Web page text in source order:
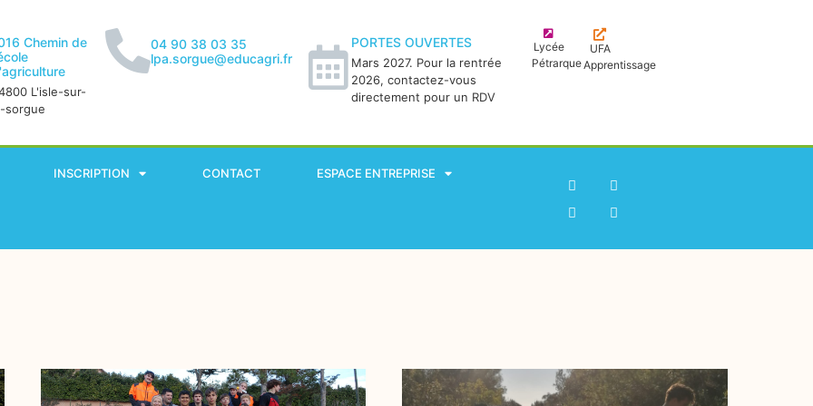
Chemin de
L'isle-sur-
sorgue
04 90 38 03 35
lpa.sorgue@educagri.fr
PORTES OUVERTES
Mars 2027. Pour la rentrée
2026, contactez-vous
directement pour un RDV
Lycée
Pétrarque
UFA
Apprentissage
INSCRIPTION CONTACT ESPACE ENTREPRISE